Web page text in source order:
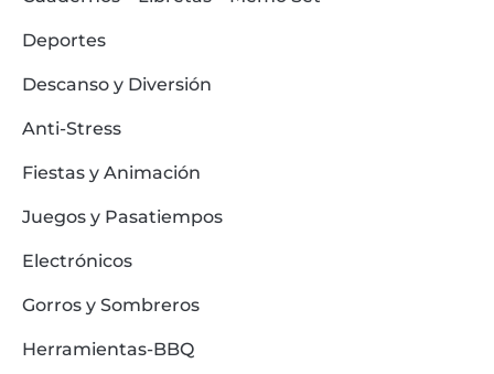
Deportes
Descanso y Diversión
Anti-Stress
Fiestas y Animación
Juegos y Pasatiempos
Electrónicos
Gorros y Sombreros
Herramientas-BBQ